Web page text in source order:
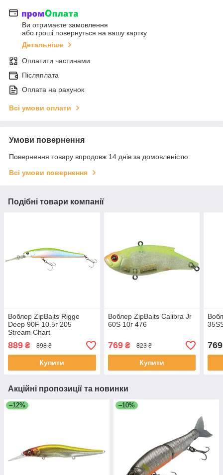
Ви отримаєте замовлення
або гроші повернуться на вашу картку
Детальніше
Оплатити частинами
Післяплата
Оплата на рахунок
Всі умови оплати
Умови повернення
Повернення товару впродовж 14 днів за домовленістю
Всі умови повернення
Подібні товари компанії
Воблер ZipBaits Rigge
Deep 90F 10.5г 205
Stream Chart
889 ₴ 898 ₴
Купити
Воблер ZipBaits Calibra Jr
60S 10г 476
769₴ 823 ₴
Купити
769
Акційні пропозиції та новинки
–12% –10%